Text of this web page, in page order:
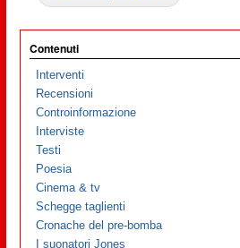
Contenuti
Interventi
Recensioni
Controinformazione
Interviste
Testi
Poesia
Cinema & tv
Schegge taglienti
Cronache del pre-bomba
I suonatori Jones